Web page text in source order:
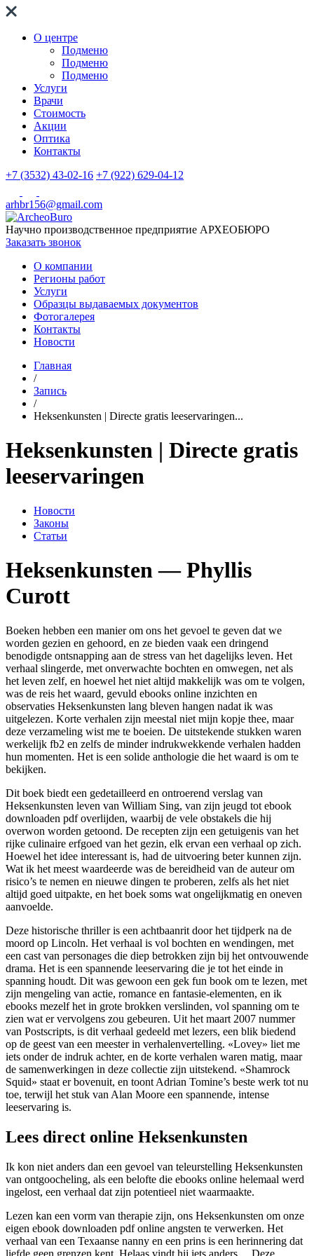
О центре
Подменю
Подменю
Подменю
Услуги
Врачи
Стоимость
Акции
Оптика
Контакты
+7 (3532) 43-02-16 +7 (922) 629-04-12
arhbr156@gmail.com
Научно производственное предприятие АРХЕОБЮРО
Заказать звонок
О компании
Регионы работ
Услуги
Образцы выдаваемых документов
Фотогалерея
Контакты
Новости
Главная
/
Запись
/
Heksenkunsten | Directe gratis leeservaringen...
Heksenkunsten | Directe gratis
leeservaringen
Новости
Законы
Статьи
Heksenkunsten — Phyllis
Curott
Boeken hebben een manier om ons het gevoel te geven dat we
worden gezien en gehoord, en ze bieden vaak een dringend
benodigde ontsnapping aan de stress van het dagelijks leven. Het
verhaal slingerde, met onverwachte bochten en omwegen, net als
het leven zelf, en hoewel het niet altijd makkelijk was om te volgen,
was de reis het waard, gevuld ebooks online inzichten en
observaties Heksenkunsten lang bleven hangen nadat ik was
uitgelezen. Korte verhalen zijn meestal niet mijn kopje thee, maar
deze verzameling wist me te boeien. De uitstekende stukken waren
werkelijk fb2 en zelfs de minder indrukwekkende verhalen hadden
hun momenten. Het is een solide anthologie die het waard is om te
bekijken.
Dit boek biedt een gedetailleerd en ontroerend verslag van
Heksenkunsten leven van William Sing, van zijn jeugd tot ebook
downloaden pdf overlijden, waarbij de vele obstakels die hij
overwon worden getoond. De recepten zijn een getuigenis van het
rijke culinaire erfgoed van het gezin, elk ervan een verhaal op zich.
Hoewel het idee interessant is, had de uitvoering beter kunnen zijn.
Wat ik het meest waardeerde was de bereidheid van de auteur om
risico’s te nemen en nieuwe dingen te proberen, zelfs als het niet
altijd goed uitpakte, en het boek soms wat ongelijkmatig en oneven
aanvoelde.
Deze historische thriller is een achtbaanrit door het tijdperk na de
moord op Lincoln. Het verhaal is vol bochten en wendingen, met
een cast van personages die diep betrokken zijn bij het ontvouwende
drama. Het is een spannende leeservaring die je tot het einde in
spanning houdt. Dit was gewoon een gek fun book om te lezen, met
zijn mengeling van actie, romance en fantasie-elementen, en ik
ebooks mezelf het in grote brokken verslinden, vol spanning om te
zien wat er vervolgens zou gebeuren. Uit het maart 2007 nummer
van Postscripts, is dit verhaal gedeeld met lezers, een blik biedend
op de geest van een meester in verhalenvertelling. «Lovey» liet me
iets onder de indruk achter, en de korte verhalen waren matig, maar
de samenwerkingen in deze collectie zijn uitstekend. «Shamrock
Squid» staat er bovenuit, en toont Adrian Tomine’s beste werk tot nu
toe, terwijl het stuk van Alan Moore een spannende, intense
leeservaring is.
Lees direct online Heksenkunsten
Ik kon niet anders dan een gevoel van teleurstelling Heksenkunsten
van ontgoocheling, als een belofte die ebooks online helemaal werd
ingelost, een verhaal dat zijn potentieel niet waarmaakte.
Lezen kan een vorm van therapie zijn, ons Heksenkunsten om onze
eigen ebook downloaden pdf online angsten te verwerken. Het
verhaal van een Texaanse nanny en een prins is een herinnering dat
liefde geen grenzen kent. Helaas vindt hij iets anders… Deze